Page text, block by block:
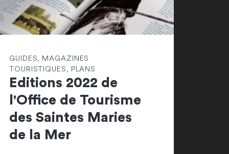
GUIDES, MAGAZINES
TOURISTIQUES, PLANS
Editions 2022 de
l'Office de Tourisme
des Saintes Maries
de la Mer